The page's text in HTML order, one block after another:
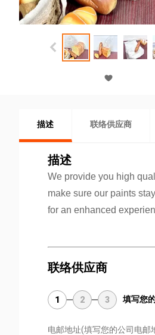
描述 联络供应商
描述
We provide you high
make sure our paints
for an enhanced
联络供应商
1 2 3 填写您
电邮地址(填写您的公司电邮